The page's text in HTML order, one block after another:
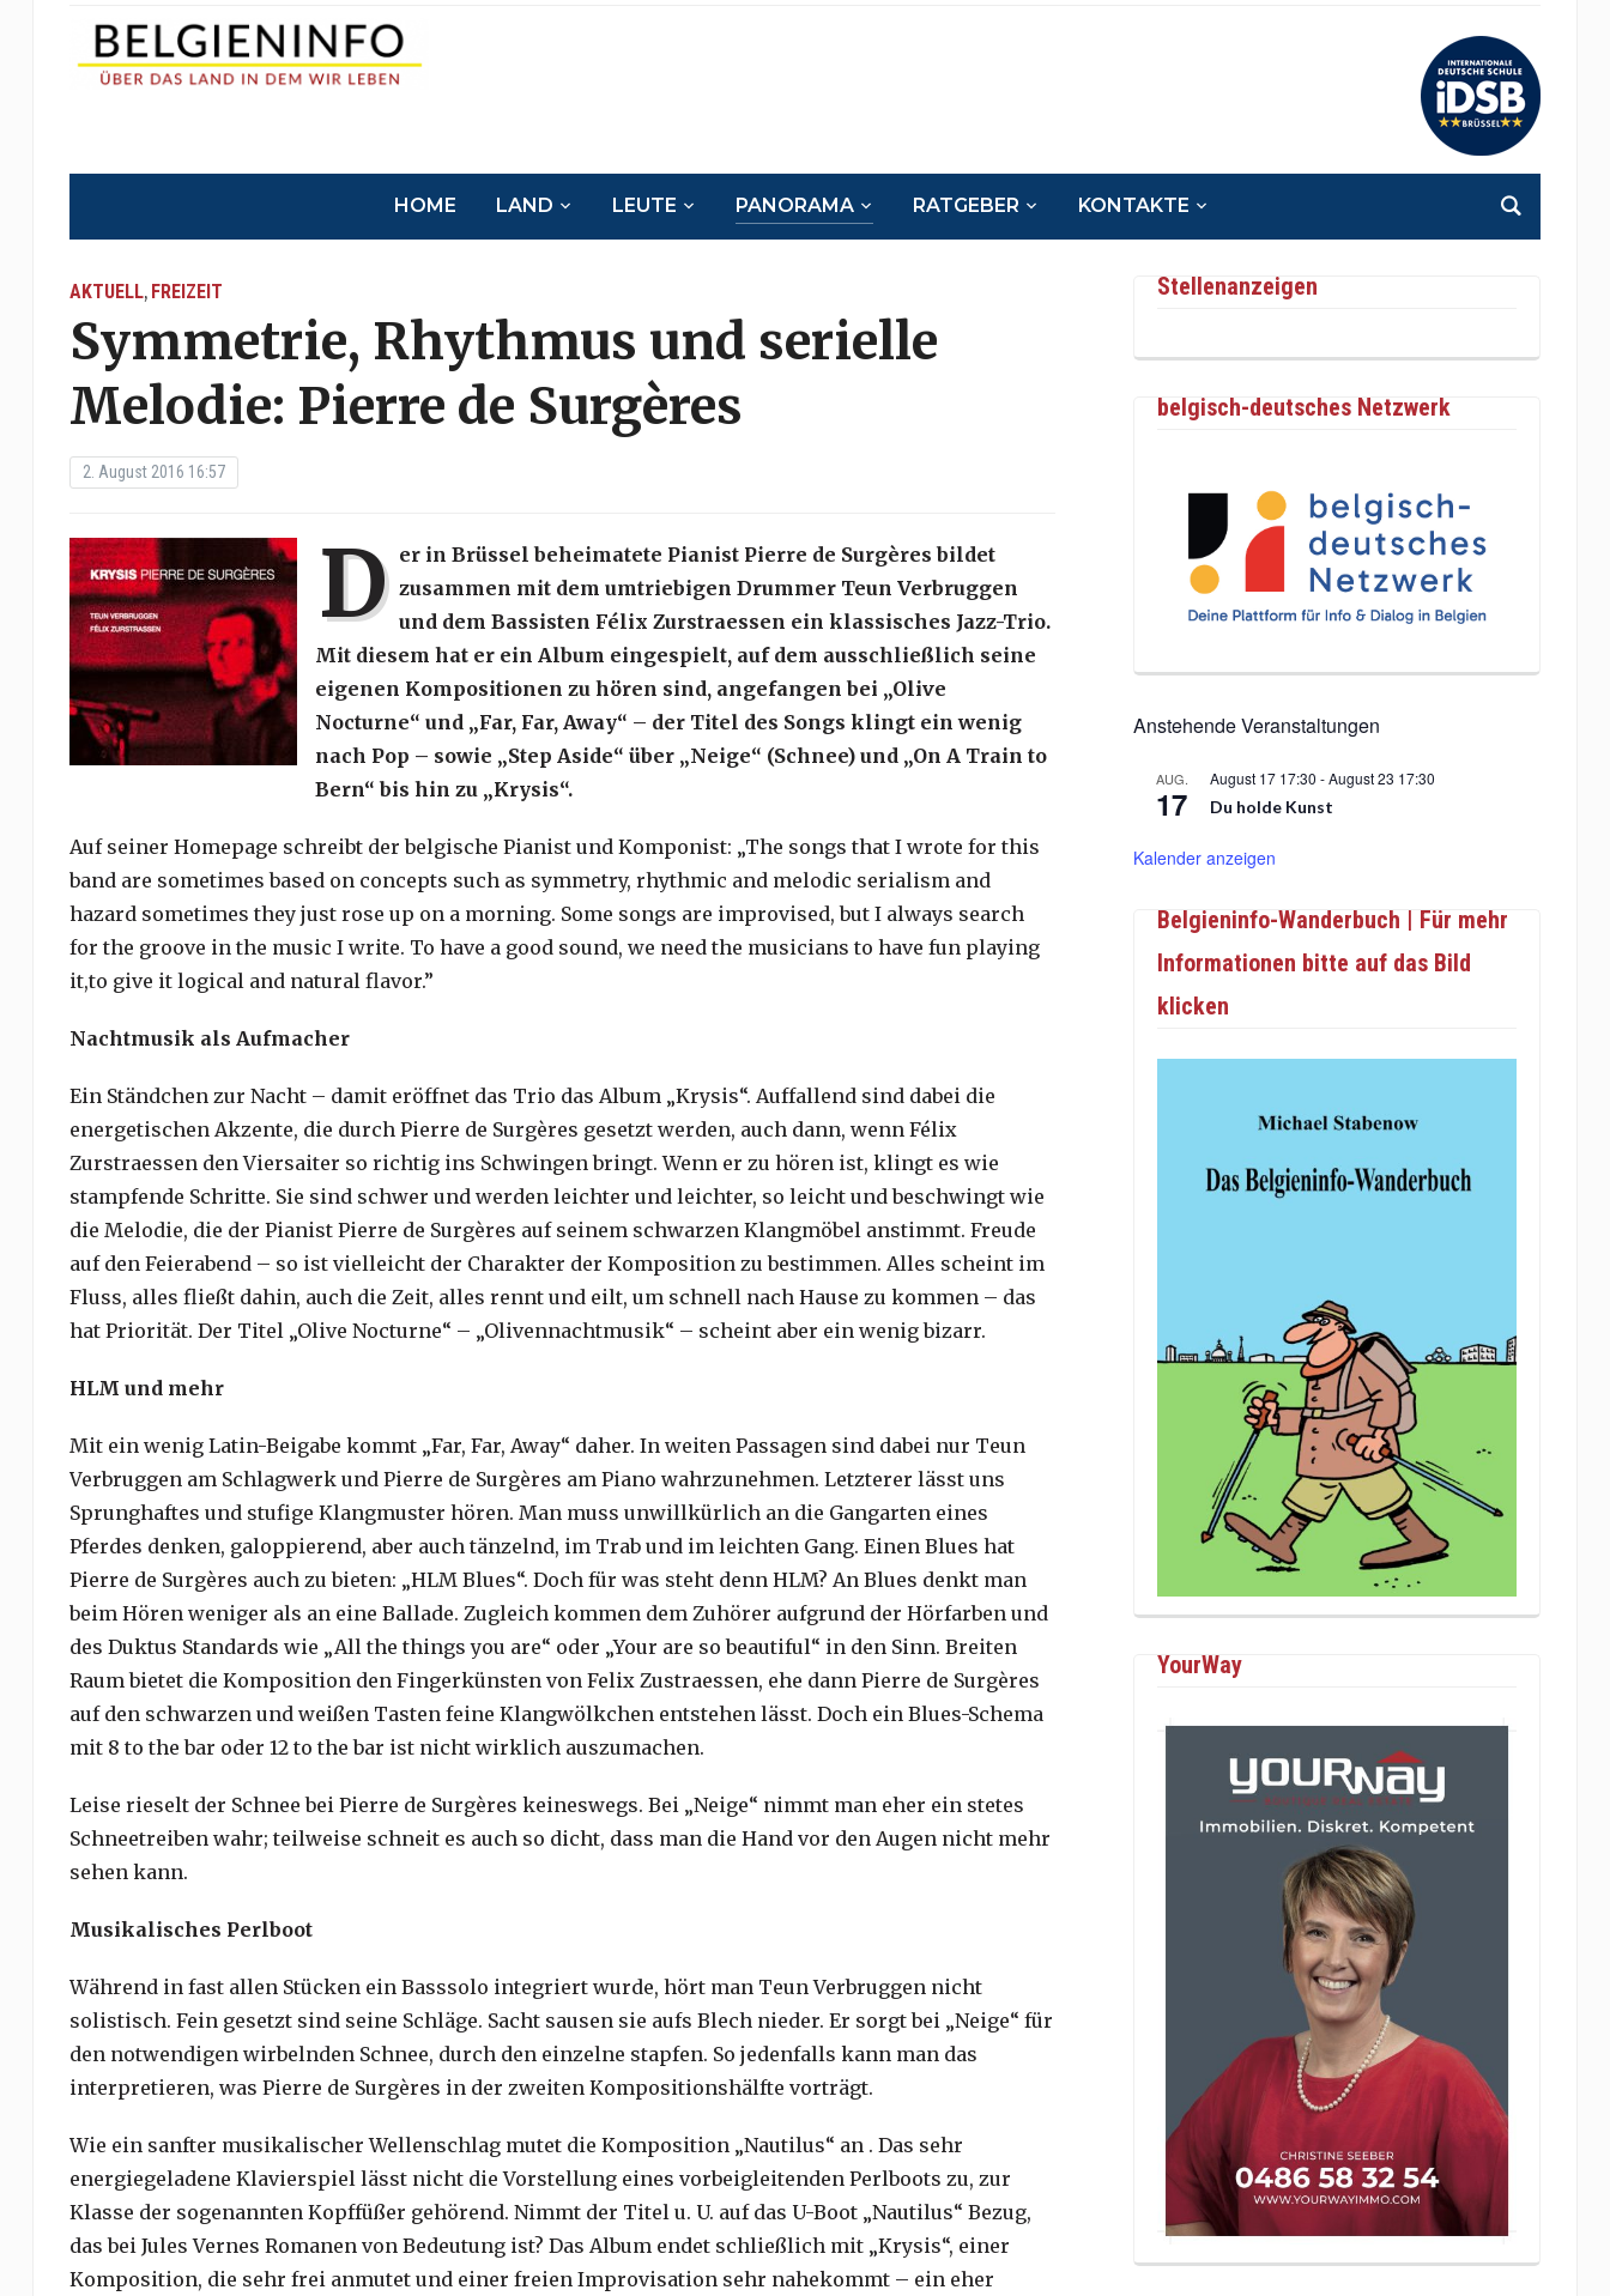
HOME LAND LEUTE PANORAMA RATGEBER KONTAKTE
AKTUELL, FREIZEIT
Symmetrie, Rhythmus und serielle
Melodie: Pierre de Surgères
2. August 2016 16:57
D er in Brüssel beheimatete Pianist Pierre de Surgères bildet
zusammen mit dem umtriebigen Drummer Teun Verbruggen
und dem Bassisten Félix Zurstraessen ein klassisches Jazz-Trio.
Mit diesem hat er ein Album eingespielt, auf dem ausschließlich seine
eigenen Kompositionen zu hören sind, angefangen bei „Olive
Nocturne“ und „Far, Far, Away“ – der Titel des Songs klingt ein wenig
nach Pop – sowie „Step Aside“ über „Neige“ (Schnee) und „On A Train to
Bern“ bis hin zu „Krysis“.
Auf seiner Homepage schreibt der belgische Pianist und Komponist: „The songs that I wrote for this
band are sometimes based on concepts such as symmetry, rhythmic and melodic serialism and
hazard sometimes they just rose up on a morning. Some songs are improvised, but I always search
for the groove in the music I write. To have a good sound, we need the musicians to have fun playing
it,to give it logical and natural flavor.”
Nachtmusik als Aufmacher
Ein Ständchen zur Nacht – damit eröffnet das Trio das Album „Krysis“. Auffallend sind dabei die
energetischen Akzente, die durch Pierre de Surgères gesetzt werden, auch dann, wenn Félix
Zurstraessen den Viersaiter so richtig ins Schwingen bringt. Wenn er zu hören ist, klingt es wie
stampfende Schritte. Sie sind schwer und werden leichter und leichter, so leicht und beschwingt wie
die Melodie, die der Pianist Pierre de Surgères auf seinem schwarzen Klangmöbel anstimmt. Freude
auf den Feierabend – so ist vielleicht der Charakter der Komposition zu bestimmen. Alles scheint im
Fluss, alles fließt dahin, auch die Zeit, alles rennt und eilt, um schnell nach Hause zu kommen – das
hat Priorität. Der Titel „Olive Nocturne“ – „Olivennachtmusik“ – scheint aber ein wenig bizarr.
HLM und mehr
Mit ein wenig Latin-Beigabe kommt „Far, Far, Away“ daher. In weiten Passagen sind dabei nur Teun
Verbruggen am Schlagwerk und Pierre de Surgères am Piano wahrzunehmen. Letzterer lässt uns
Sprunghaftes und stufige Klangmuster hören. Man muss unwillkürlich an die Gangarten eines
Pferdes denken, galoppierend, aber auch tänzelnd, im Trab und im leichten Gang. Einen Blues hat
Pierre de Surgères auch zu bieten: „HLM Blues“. Doch für was steht denn HLM? An Blues denkt man
beim Hören weniger als an eine Ballade. Zugleich kommen dem Zuhörer aufgrund der Hörfarben und
des Duktus Standards wie „All the things you are“ oder „Your are so beautiful“ in den Sinn. Breiten
Raum bietet die Komposition den Fingerkünsten von Felix Zustraessen, ehe dann Pierre de Surgères
auf den schwarzen und weißen Tasten feine Klangwölkchen entstehen lässt. Doch ein Blues-Schema
mit 8 to the bar oder 12 to the bar ist nicht wirklich auszumachen.
Leise rieselt der Schnee bei Pierre de Surgères keineswegs. Bei „Neige“ nimmt man eher ein stetes
Schneetreiben wahr; teilweise schneit es auch so dicht, dass man die Hand vor den Augen nicht mehr
sehen kann.
Musikalisches Perlboot
Während in fast allen Stücken ein Basssolo integriert wurde, hört man Teun Verbruggen nicht
solistisch. Fein gesetzt sind seine Schläge. Sacht sausen sie aufs Blech nieder. Er sorgt bei „Neige“ für
den notwendigen wirbelnden Schnee, durch den einzelne stapfen. So jedenfalls kann man das
interpretieren, was Pierre de Surgères in der zweiten Kompositionshälfte vorträgt.
Wie ein sanfter musikalischer Wellenschlag mutet die Komposition „Nautilus“ an . Das sehr
energiegeladene Klavierspiel lässt nicht die Vorstellung eines vorbeigleitenden Perlboots zu, zur
Klasse der sogenannten Kopffüßer gehörend. Nimmt der Titel u. U. auf das U-Boot „Nautilus“ Bezug,
das bei Jules Vernes Romanen von Bedeutung ist? Das Album endet schließlich mit „Krysis“, einer
Komposition, die sehr frei anmutet und einer freien Improvisation sehr nahekommt – ein eher
Stellenanzeigen
belgisch-deutsches Netzwerk
Anstehende Veranstaltungen
AUG.
17
August 17 17:30 -August 23 17:30
Du holde Kunst
Kalender anzeigen
Belgieninfo-Wanderbuch | Für mehr
Informationen bitte auf das Bild
klicken
YourWay